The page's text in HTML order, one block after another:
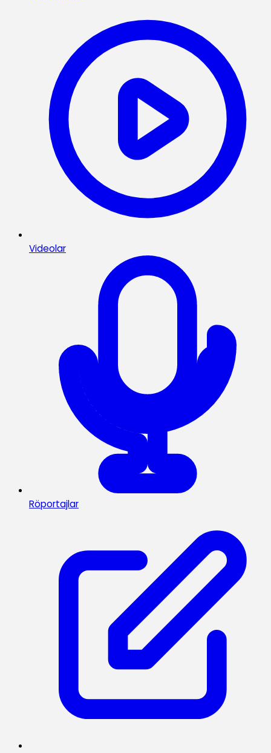
Videolar
Röportajlar